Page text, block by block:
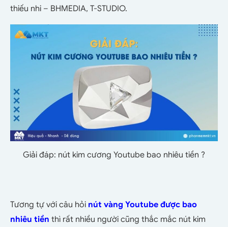
thiếu nhi – BHMEDIA, T-STUDIO.
Giải đáp: nút kim cương Youtube bao nhiêu tiền ?
Tương tự với câu hỏi nút vàng Youtube được bao
nhiêu tiền thì rất nhiều người cũng thắc mắc nút kim